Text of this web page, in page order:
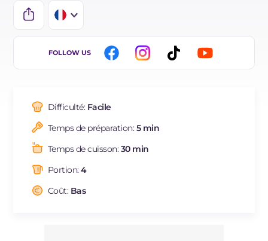
IT
ES
BR
NL
FOLLOW US
Difficulté: Facile
Temps de préparation:5 min
Temps de cuisson:30 min
Portion:4
Coût: Bas